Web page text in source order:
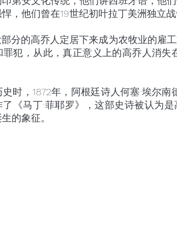
，他们曾在19世纪初叶拉丁美洲独立战
分的高乔人定居下来成为农牧业的雇
犯，从此，真正意义上的高乔人消失
时，1872年，阿根廷诗人何塞·埃尔南
了《马丁·菲耶罗》，这部史诗被认为
的象征。